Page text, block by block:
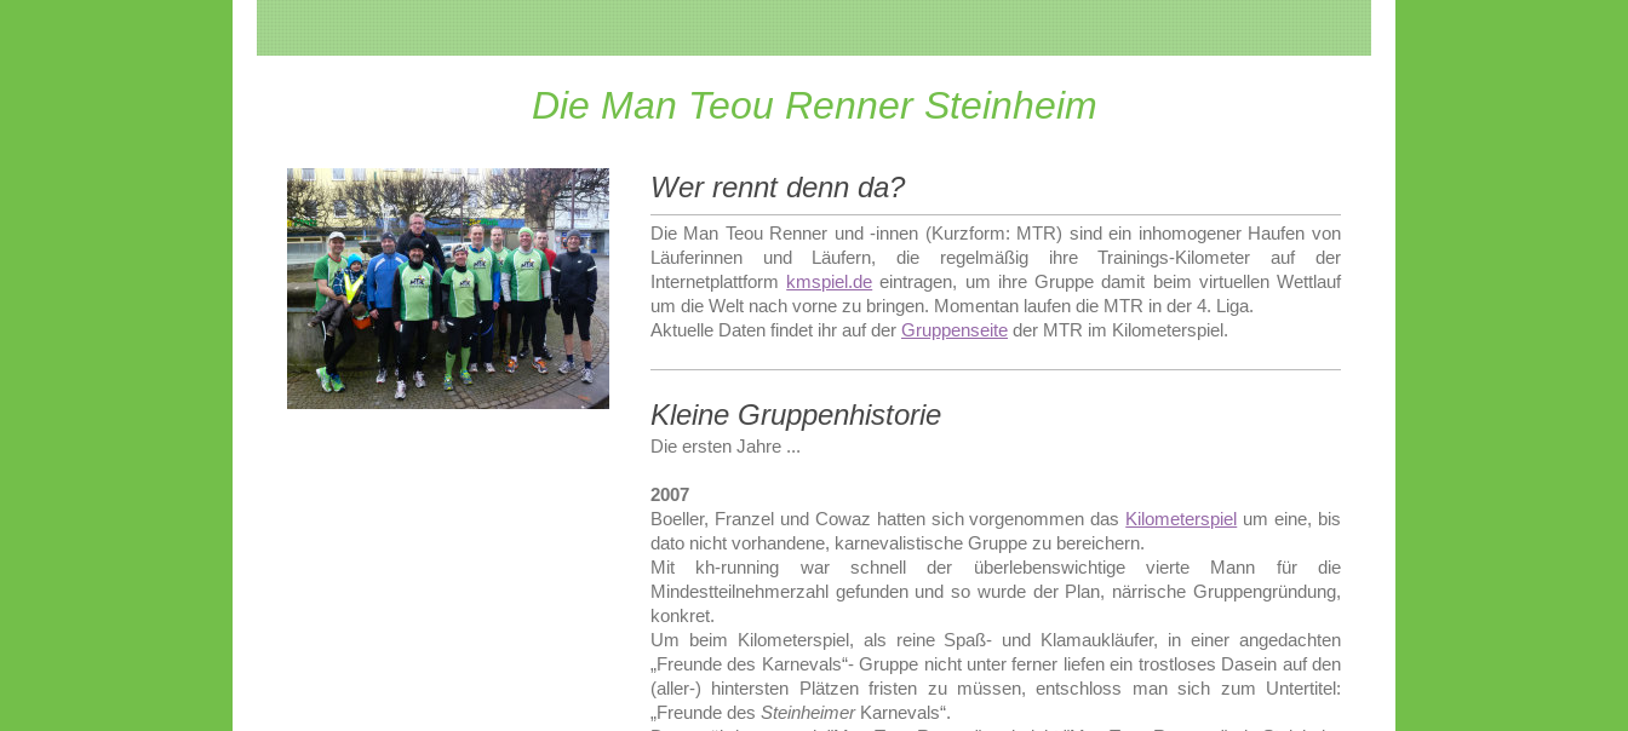
Die Man Teou Renner Steinheim
Wer rennt denn da?
Die Man Teou Renner und -innen (Kurzform: MTR) sind ein inhomogener Haufen von
Läuferinnen und Läufern, die regelmäßig ihre Trainings-Kilometer auf der
Internetplattform kmspiel.de eintragen, um ihre Gruppe damit beim virtuellen Wettlauf
um die Welt nach vorne zu bringen. Momentan laufen die MTR in der 4. Liga.
Aktuelle Daten findet ihr auf der Gruppenseiteder MTR im Kilometerspiel.
Kleine Gruppenhistorie
Die ersten Jahre ...
2007
Boeller, Franzel und Cowaz hatten sich vorgenommen das Kilometerspiel um eine, bis
dato nicht vorhandene, karnevalistische Gruppe zu bereichern.
Mit kh-running war schnell der überlebenswichtige vierte Mann für die
Mindestteilnehmerzahl gefunden und so wurde der Plan, närrische Gruppengründung,
konkret.
Um beim Kilometerspiel, als reine Spaß- und Klamaukläufer, in einer angedachten
„Freunde des Karnevals“- Gruppe nicht unter ferner liefen ein trostloses Dasein auf den
(aller-) hintersten Plätzen fristen zu müssen, entschloss man sich zum Untertitel:
„Freunde des SteinheimerKarnevals“.